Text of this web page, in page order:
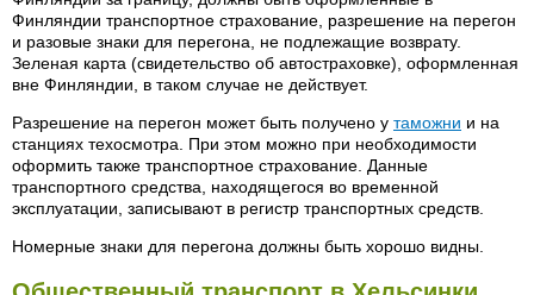
Финляндии транспортное страхование, разрешение на перегон
и разовые знаки для перегона, не подлежащие возврату.
Зеленая карта (свидетельство об автостраховке), оформленная
вне Финляндии, в таком случае не действует.
Разрешение на перегон может быть получено у таможни и на
станциях техосмотра. При этом можно при необходимости
оформить также транспортное страхование. Данные
транспортного средства, находящегося во временной
эксплуатации, записывают в регистр транспортных средств.
Номерные знаки для перегона должны быть хорошо видны.